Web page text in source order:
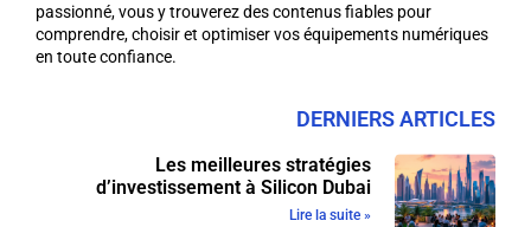
passionné, vous y trouverez des contenus fiables pour
comprendre, choisir et optimiser vos équipements numériques
en toute confiance.
DERNIERS ARTICLES
Les meilleures stratégies
d’investissement à Silicon Dubai
Lire la suite »